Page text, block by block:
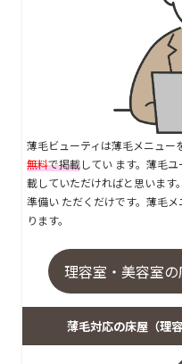
薄毛ビューティは薄毛メニュー
無料で掲載してい ます。薄毛
載していただければと思いま
準備い ただくだけです。薄毛
ります。
理容室・美容室
薄毛対応の床屋（理